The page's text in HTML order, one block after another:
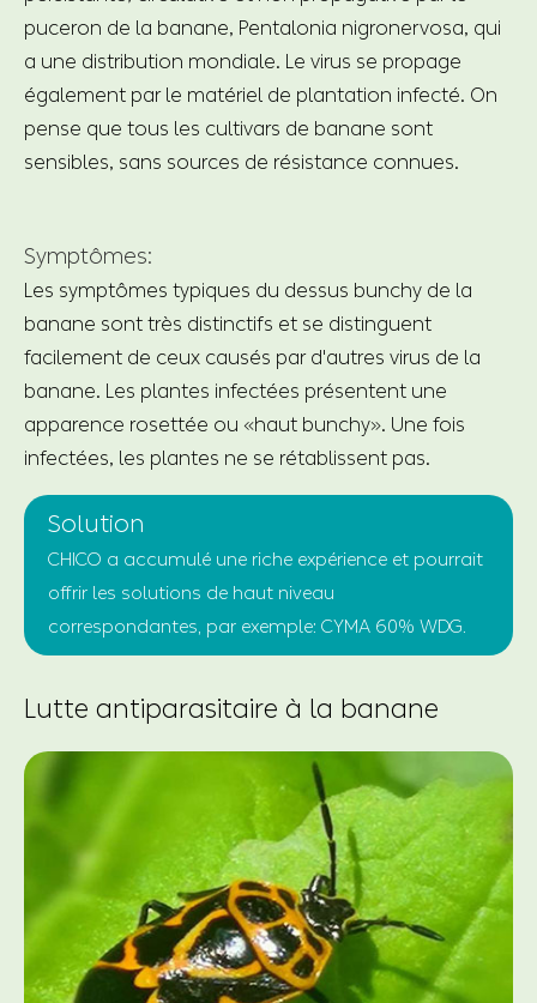
puceron de la banane, Pentalonia nigronervosa, qui
a une distribution mondiale. Le virus se propage
également par le matériel de plantation infecté. On
pense que tous les cultivars de banane sont
sensibles, sans sources de résistance connues.
Symptômes:
Les symptômes typiques du dessus bunchy de la
banane sont très distinctifs et se distinguent
facilement de ceux causés par d'autres virus de la
banane. Les plantes infectées présentent une
apparence rosettée ou «haut bunchy». Une fois
infectées, les plantes ne se rétablissent pas.
Solution
CHICO a accumulé une riche expérience et pourrait
offrir les solutions de haut niveau
correspondantes, par exemple: CYMA 60% WDG.
Lutte antiparasitaire à la banane